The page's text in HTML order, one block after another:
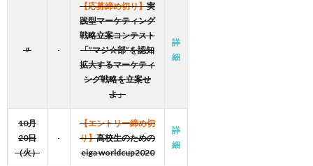
〃
【応募締め切り】実
践型マーケティング
戦略立案コンテスト
「”マジ☆部”を認知
拡大するマーケティ
ング戦略を立案せ
よ」
詳
細
10月
20日
（火）
【エントリー締め切
り】高校生のための
eiga worldcup2020
詳
細